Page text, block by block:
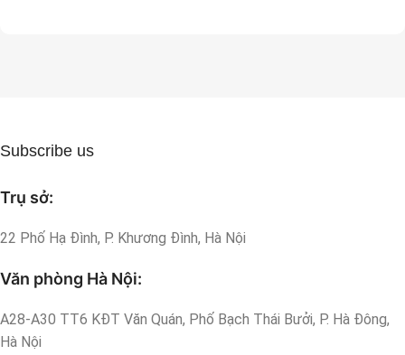
Subscribe us
Trụ sở:
22 Phố Hạ Đình, P. Khương Đình, Hà Nội
Văn phòng Hà Nội:
A28-A30 TT6 KĐT Văn Quán, Phố Bạch Thái Bưởi, P. Hà Đông,
Hà Nội